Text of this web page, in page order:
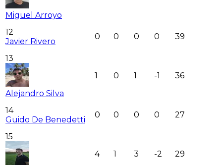
Miguel Arroyo
12
Javier Rivero
0 0 0 0 39
13
Alejandro Silva
1 0 1 -1 36
14
Guido De Benedetti
0 0 0 0 27
15
4 1 3 -2 29